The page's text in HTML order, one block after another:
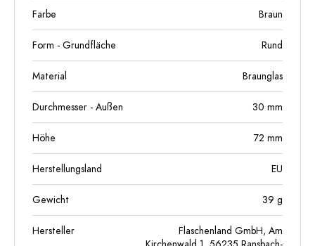
Farbe Braun
Form - Grundfläche Rund
Material Braunglas
Durchmesser - Außen 30 mm
Höhe 72 mm
Herstellungsland EU
Gewicht 39 g
Hersteller
Flaschenland GmbH, Am